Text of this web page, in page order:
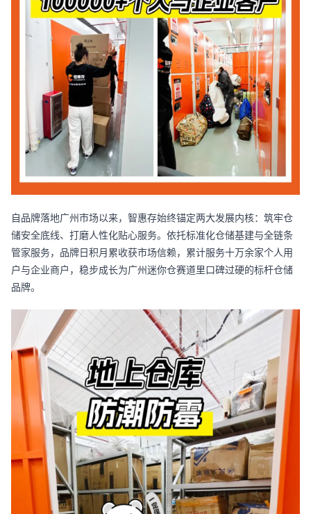
自品牌落地广州市场以来，智惠存始终锚定两大发展内核：筑牢仓
储安全底线、打磨人性化贴心服务。依托标准化仓储基建与全链条
管家服务，品牌日积月累收获市场信赖，累计服务十万余家个人用
户与企业商户，稳步成长为广州迷你仓赛道里口碑过硬的标杆仓储
品牌。